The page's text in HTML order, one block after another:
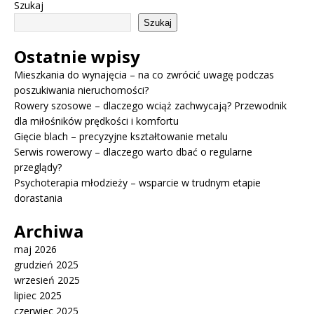
Szukaj
Szukaj
Ostatnie wpisy
Mieszkania do wynajęcia – na co zwrócić uwagę podczas
poszukiwania nieruchomości?
Rowery szosowe – dlaczego wciąż zachwycają? Przewodnik
dla miłośników prędkości i komfortu
Gięcie blach – precyzyjne kształtowanie metalu
Serwis rowerowy – dlaczego warto dbać o regularne
przeglądy?
Psychoterapia młodzieży – wsparcie w trudnym etapie
dorastania
Archiwa
maj 2026
grudzień 2025
wrzesień 2025
lipiec 2025
czerwiec 2025